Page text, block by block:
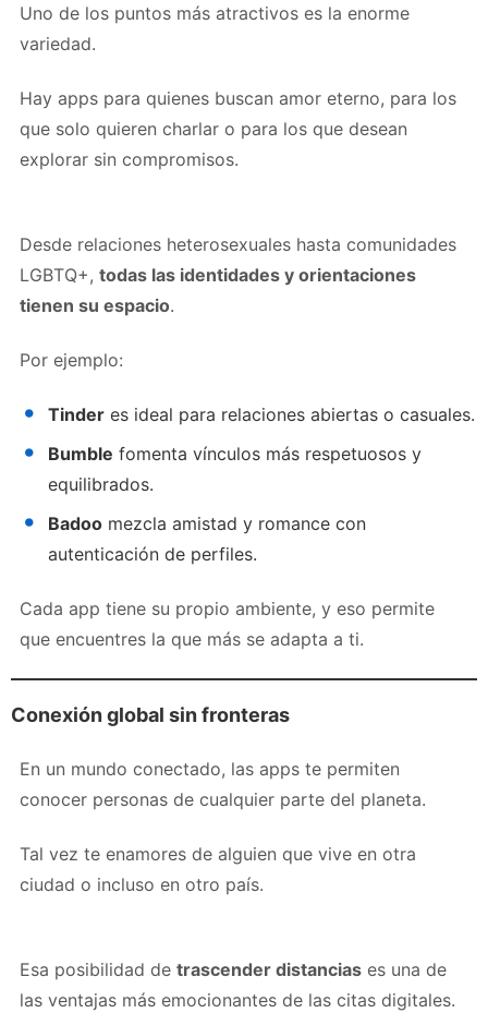
Uno de los puntos más atractivos es la enorme
variedad.
Hay apps para quienes buscan amor eterno, para los
que solo quieren charlar o para los que desean
explorar sin compromisos.
Desde relaciones heterosexuales hasta comunidades
LGBTQ+, todas las identidades y orientaciones
tienen su espacio.
Por ejemplo:
Tinder es ideal para relaciones abiertas o casuales.
Bumble fomenta vínculos más respetuosos y
equilibrados.
Badoo mezcla amistad y romance con
autenticación de perfiles.
Cada app tiene su propio ambiente, y eso permite
que encuentres la que más se adapta a ti.
Conexión global sin fronteras
En un mundo conectado, las apps te permiten
conocer personas de cualquier parte del planeta.
Tal vez te enamores de alguien que vive en otra
ciudad o incluso en otro país.
Esa posibilidad de trascender distancias es una de
las ventajas más emocionantes de las citas digitales.